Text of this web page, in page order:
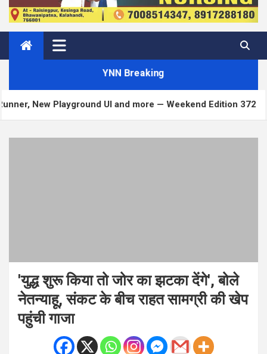
YNN Breaking
UI and more — Weekend Edition 372 Matt:
'युद्ध शुरू किया तो जोर का झटका देंगे', बोले
नेतन्याहू, संकट के बीच राहत सामग्री की खेप
पहुंची गाजा